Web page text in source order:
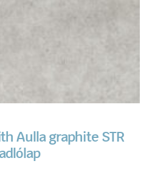
Aulla graphite STR